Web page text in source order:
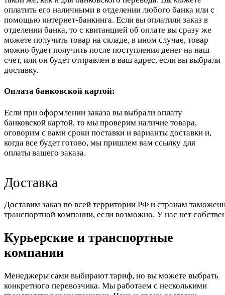
оплатить его наличными в отделении любого банка или с
помощью интернет-банкинга. Если вы оплатили заказ в
отделении банка, то с квитанцией об оплате вы сразу же
можете получить товар на складе, в ином случае, товар
можно будет получить после поступления денег на наш
счет, или он будет отправлен в ваш адрес, если вы выбрали
доставку.
Оплата банковской картой:
Если при оформлении заказа вы выбрали оплату
банковской картой, то мы проверим наличие товара,
оговорим с вами сроки поставки и варианты доставки и,
когда все будет готово, мы пришлем вам ссылку для
оплаты вашего заказа.
Доставка
Доставим заказ по всей территории РФ и странам
транспортной компании, если возможно. У нас нет
Курьерские и транспортные
компании
Менеджеры сами выбирают тариф, но вы можете выбрать
конкретного перевозчика. Мы работаем с несколькими